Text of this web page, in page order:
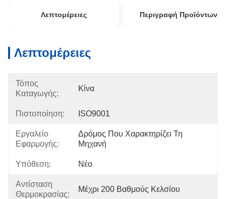
Λεπτομέρειες Περιγραφή Προϊόντων
Λεπτομέρειες
Τόπος
Καταγωγής:
Κίνα
Πιστοποίηση: ISO9001
Εργαλείο
Εφαρμογής:
Δρόμος Που Χαρακτηρίζει Τη
Μηχανή
Υπόθεση: Νέο
Αντίσταση
Θερμοκρασίας:
Μέχρι 200 Βαθμούς Κελσίου